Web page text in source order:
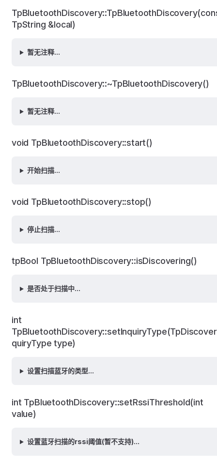
TpString &local)
暂无注释...
TpBluetoothDiscovery::~TpBluetoothDiscovery()
暂无注释...
void TpBluetoothDiscovery::start()
开始扫描...
void TpBluetoothDiscovery::stop()
停止扫描...
tpBool TpBluetoothDiscovery::isDiscovering()
是否处于扫描中...
int
quiryType type)
设置扫描蓝牙的类型...
int TpBluetoothDiscovery::setRssiThreshold(int
value)
设置蓝牙扫描的rssi阈值(暂不支持)...